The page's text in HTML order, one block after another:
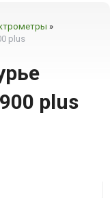
»
plus
plus